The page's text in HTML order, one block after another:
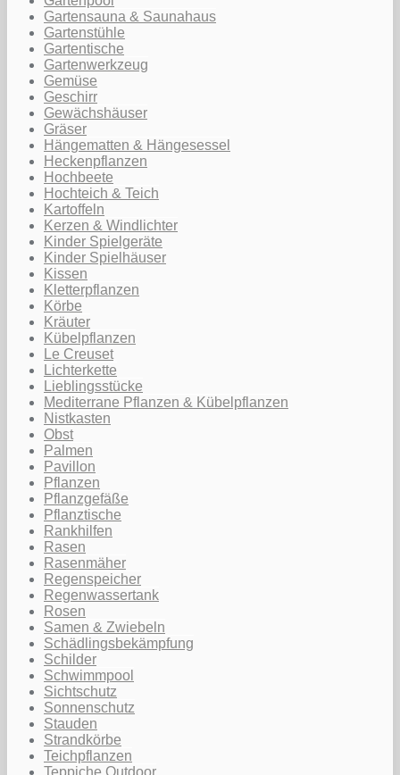
Gartensauna & Saunahaus
Gartenstühle
Gartentische
Gartenwerkzeug
Gemüse
Geschirr
Gewächshäuser
Gräser
Hängematten & Hängesessel
Heckenpflanzen
Hochbeete
Hochteich & Teich
Kartoffeln
Kerzen & Windlichter
Kinder Spielgeräte
Kinder Spielhäuser
Kissen
Kletterpflanzen
Körbe
Kräuter
Kübelpflanzen
Le Creuset
Lichterkette
Lieblingsstücke
Mediterrane Pflanzen & Kübelpflanzen
Nistkasten
Obst
Palmen
Pavillon
Pflanzen
Pflanzgefäße
Pflanztische
Rankhilfen
Rasen
Rasenmäher
Regenspeicher
Regenwassertank
Rosen
Samen & Zwiebeln
Schädlingsbekämpfung
Schilder
Schwimmpool
Sichtschutz
Sonnenschutz
Stauden
Strandkörbe
Teichpflanzen
Teppiche Outdoor